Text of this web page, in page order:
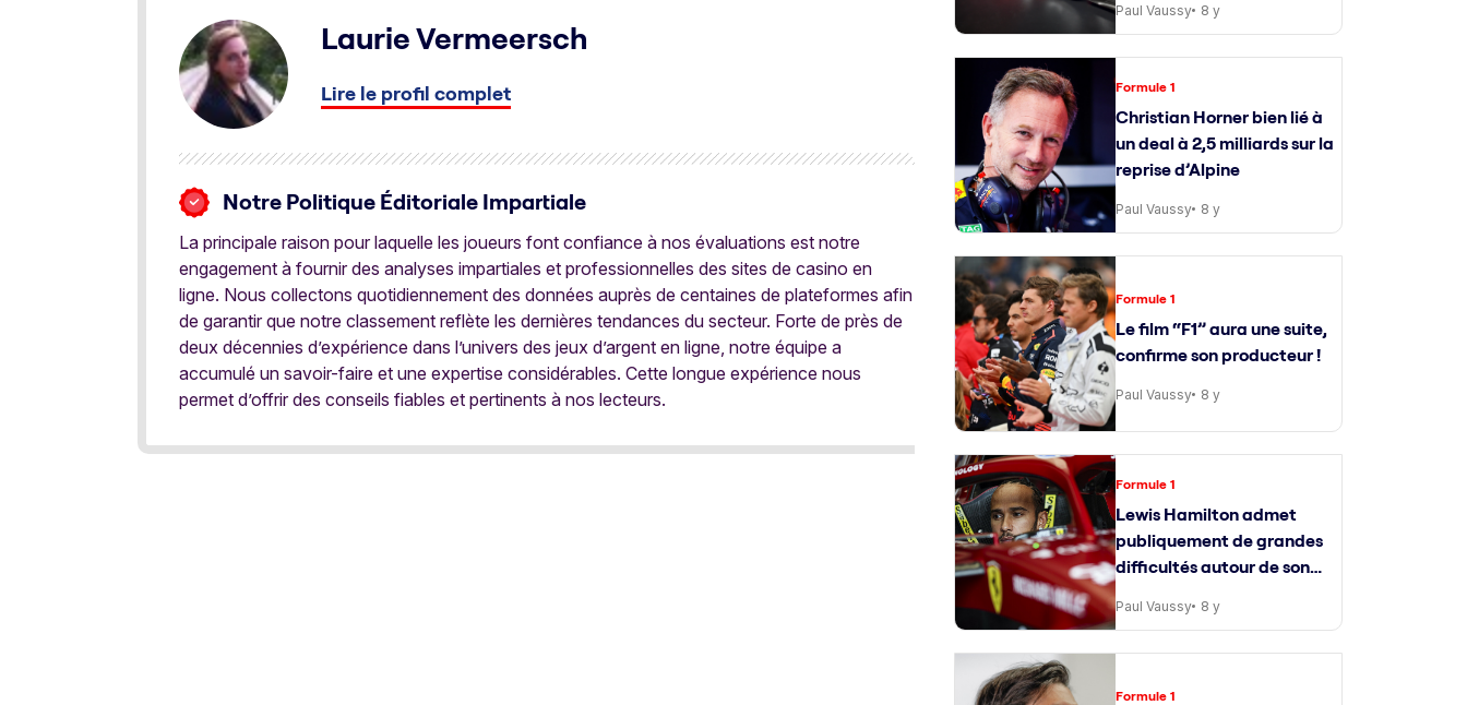
Laurie Vermeersch
Lire le profil complet
Notre Politique Éditoriale Impartiale
La principale raison pour laquelle les joueurs font confiance à nos évaluations est notre
engagement à fournir des analyses impartiales et professionnelles des sites de casino en
ligne. Nous collectons quotidiennement des données auprès de centaines de plateformes afin
de garantir que notre classement reflète les dernières tendances du secteur. Forte de près de
deux décennies d’expérience dans l’univers des jeux d’argent en ligne, notre équipe a
accumulé un savoir-faire et une expertise considérables. Cette longue expérience nous
permet d’offrir des conseils fiables et pertinents à nos lecteurs.
Paul Vaussy 8 y
Formule 1
Christian Horner bien lié à
un deal à 2,5 milliards sur la
reprise d’Alpine
Paul Vaussy 8 y
Formule 1
Le film “F1” aura une suite,
confirme son producteur !
Paul Vaussy 8 y
Formule 1
Lewis Hamilton admet
publiquement de grandes
difficultés autour de son
ingénieur de course
Paul Vaussy 8 y
Formule 1